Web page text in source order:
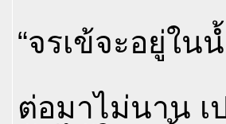
“จรเข้จะอยู่ใน
ต่อมาไม่นาน เ